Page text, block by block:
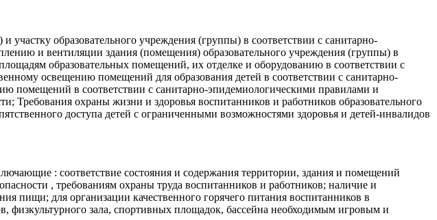
образовательного учреждения (группы) в соответствии с санитарно-
и вентиляции здания (помещения) образовательного учреждения (группы) в
образовательных помещений, их отделке и оборудованию в соответствии с
освещению помещений для образования детей в соответствии с санитарно-
помещений в соответствии с санитарно-эпидемиологическими правилами и
Требования охраны жизни и здоровья воспитанников и работников образовательного
доступа детей с ограниченными возможностями здоровья и детей-инвалидов
: соответствие состояния и содержания территории, здания и помещений
, требованиям охраны труда воспитанников и работников; наличие и
пищи; для организации качественного горячего питания воспитанников в
физкультурного зала, спортивных площадок, бассейна необходимым игровым и